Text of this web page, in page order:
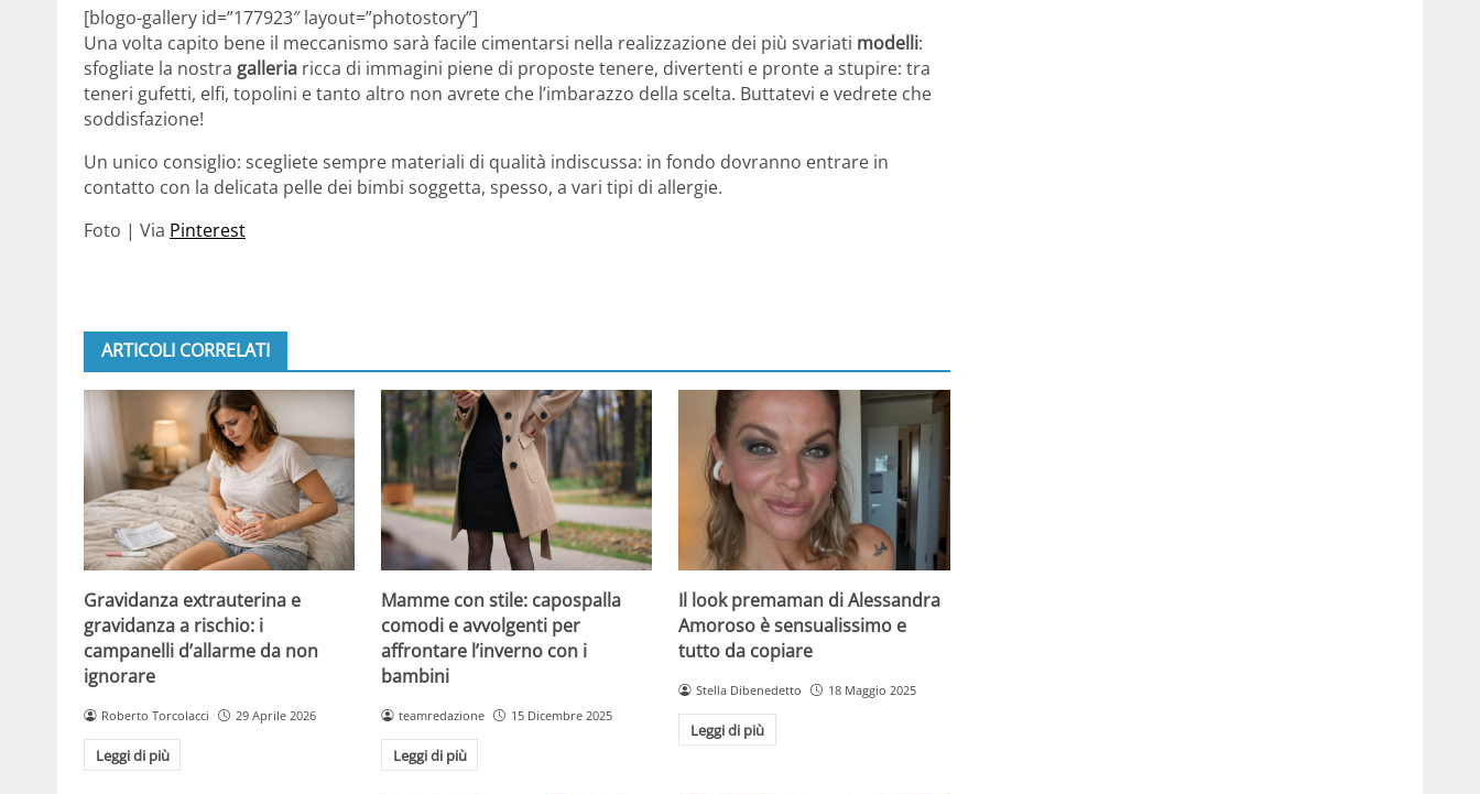
[blogo-gallery id=”177923″ layout=”photostory”]
Una volta capito bene il meccanismo sarà facile cimentarsi nella realizzazione dei più svariati modelli:
sfogliate la nostra galleria ricca di immagini piene di proposte tenere, divertenti e pronte a stupire: tra
teneri gufetti, elfi, topolini e tanto altro non avrete che l’imbarazzo della scelta. Buttatevi e vedrete che
soddisfazione!
Un unico consiglio: scegliete sempre materiali di qualità indiscussa: in fondo dovranno entrare in
contatto con la delicata pelle dei bimbi soggetta, spesso, a vari tipi di allergie.
Foto | Via Pinterest
ARTICOLI CORRELATI
Gravidanza extrauterina e
gravidanza a rischio: i
campanelli d’allarme da non
ignorare
Roberto Torcolacci 29 Aprile 2026
Leggi di più
Mamme con stile: capospalla
comodi e avvolgenti per
affrontare l’inverno con i
bambini
teamredazione 15 Dicembre 2025
Leggi di più
Il look premaman di Alessandra
Amoroso è sensualissimo e
tutto da copiare
Stella Dibenedetto 18 Maggio 2025
Leggi di più